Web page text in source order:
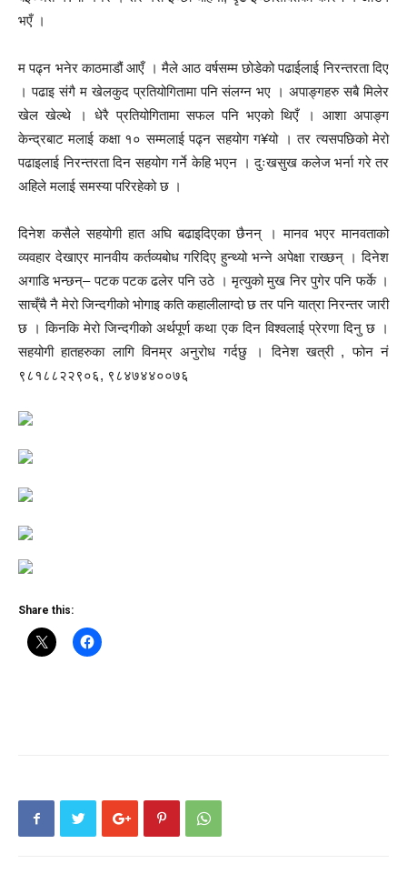
भएँ ।
म पढ्न भनेर काठमाडौं आएँ । मैले आठ वर्षसम्म छोडेको पढाईलाई निरन्तरता दिए
। पढाइ संगै म खेलकुद प्रतियोगितामा पनि संलग्न भए । अपाङ्गहरु सबै मिलेर
खेल खेल्थे । धेरै प्रतियोगितामा सफल पनि भएको थिएँ । आशा अपाङ्ग
केन्द्रबाट मलाई कक्षा १० सम्मलाई पढ्न सहयोग ग¥यो । तर त्यसपछिको मेरो
पढाइलाई निरन्तरता दिन सहयोग गर्ने केहि भएन । दुःखसुख कलेज भर्ना गरे तर
अहिले मलाई समस्या परिरहेको छ ।
दिनेश कसैले सहयोगी हात अघि बढाइदिएका छैनन् । मानव भएर मानवताको
व्यवहार देखाएर मानवीय कर्तव्यबोध गरिदिए हुन्थ्यो भन्ने अपेक्षा राख्छन् । दिनेश
अगाडि भन्छन्– पटक पटक ढलेर पनि उठे । मृत्युको मुख निर पुगेर पनि फर्के ।
साच्ँचै नै मेरो जिन्दगीको भोगाइ कति कहालीलाग्दो छ तर पनि यात्रा निरन्तर जारी
छ । किनकि मेरो जिन्दगीको अर्थपूर्ण कथा एक दिन विश्वलाई प्रेरणा दिनु छ ।
सहयोगी हातहरुका लागि विनम्र अनुरोध गर्दछु । दिनेश खत्री , फोन नं
९८१८८२२९०६, ९८४७४४००७६
Share this: